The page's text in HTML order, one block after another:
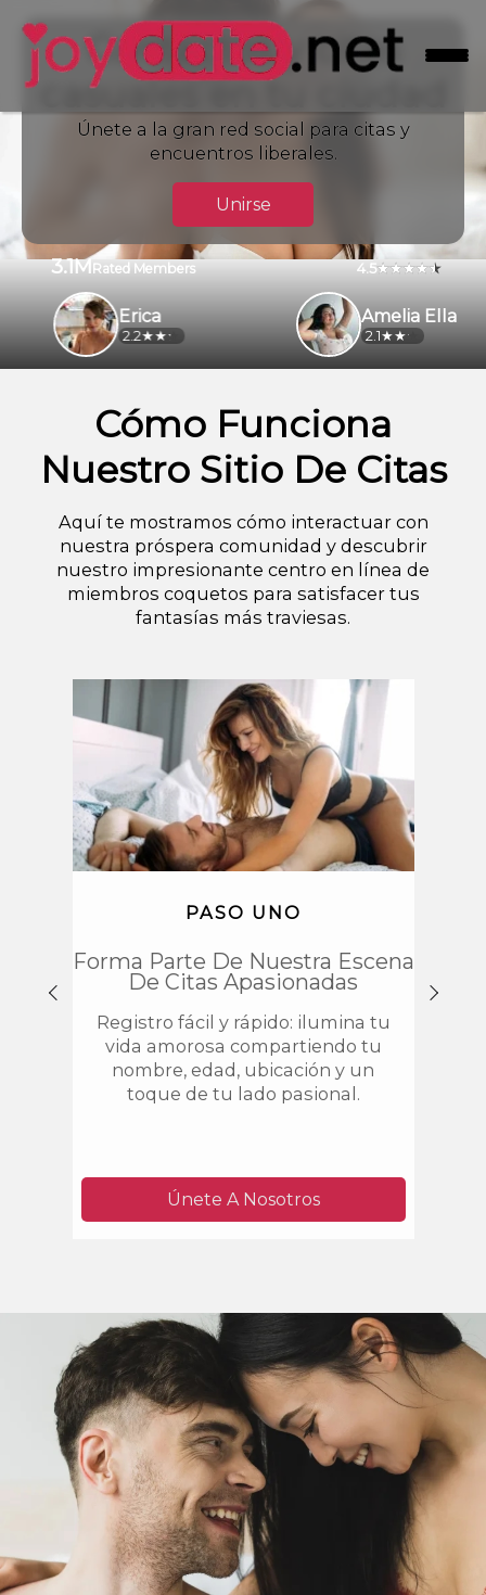
Contactos y citas
casuales en tu ciudad
Únete a la gran red social para citas y
encuentros liberales.
Unirse
3.1MRated Members 4.5
Amelia Ella
2.1
Erica
2.2
Cómo Funciona
Nuestro Sitio De Citas
Aquí te mostramos cómo interactuar con
nuestra próspera comunidad y descubrir
nuestro impresionante centro en línea de
miembros coquetos para satisfacer tus
fantasías más traviesas.
PASO UNO
Forma Parte De Nuestra Escena
De Citas Apasionadas
Registro fácil y rápido: ilumina tu
vida amorosa compartiendo tu
nombre, edad, ubicación y un
toque de tu lado pasional.
Únete A Nosotros